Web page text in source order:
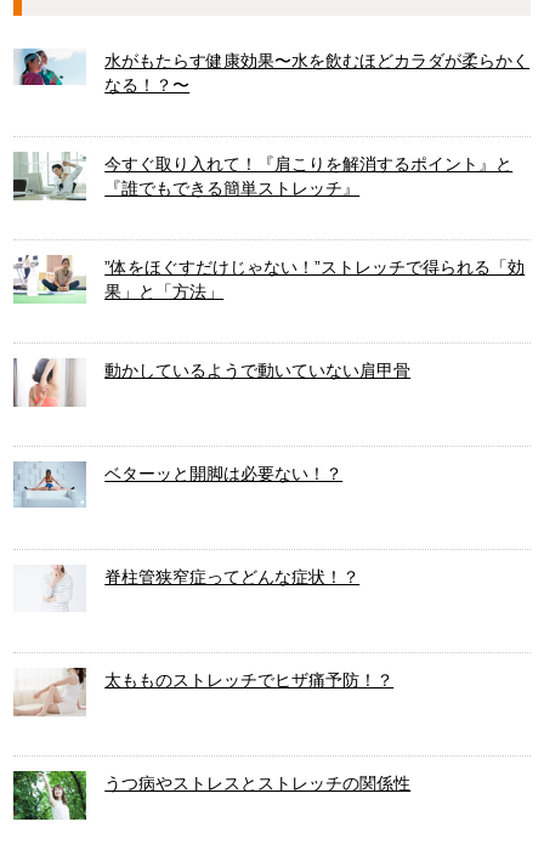
水がもたらす健康効果〜水を飲むほどカラダが柔らかく
なる！？〜
今すぐ取り入れて！『肩こりを解消するポイント』と
『誰でもできる簡単ストレッチ』
”体をほぐすだけじゃない！”ストレッチで得られる「効
果」と「方法」
動かしているようで動いていない肩甲骨
ベターッと開脚は必要ない！？
脊柱管狭窄症ってどんな症状！？
太もものストレッチでヒザ痛予防！？
うつ病やストレスとストレッチの関係性